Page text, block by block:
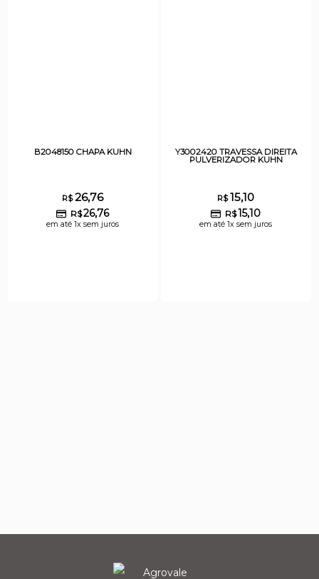
B2048150 CHAPA KUHN
R$26,76
R$26,76
em até 1x sem juros
Y3002420 TRAVESSA DIREITA
PULVERIZADOR KUHN
R$15,10
R$15,10
em até 1x sem juros